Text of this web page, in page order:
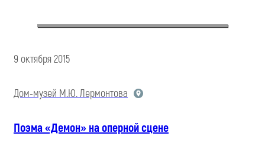
9 октября 2015
Дом-музей М.Ю. Лермонтова
Поэма «Демон» на оперной сцене